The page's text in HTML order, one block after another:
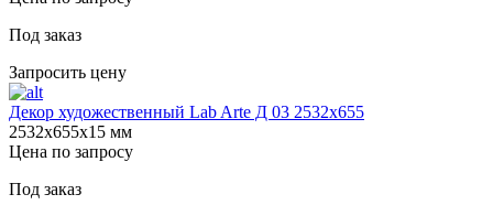
Под заказ
Запросить цену
Декор художественный Lab Arte Д 03 2532x655
2532х655х15 мм
Цена по запросу
Под заказ